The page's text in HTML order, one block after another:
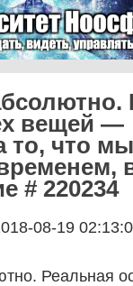
вещей —
то, что мы
# 220234
08-19
Реальная